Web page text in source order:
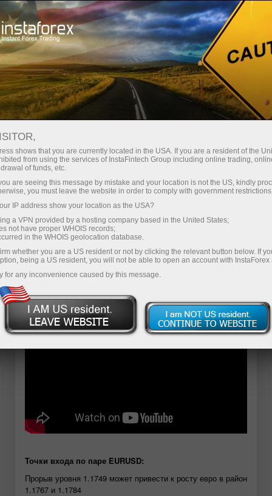
Трейдерам Форекс огляди Обзоры
06.05.2026: Аналітичні огляди
Форекс: «Проект Свобода» Трампа и
интервенции Банка Японии.
Видеопрогноз на 6 мая
Відкрити торговий рахунок
Відкрити демо-рахунок
Точки входа по паре EURUSD:
Прорыв уровня 1.1749 может привести к росту евро в район
1.1767 и 1.1784
shows that you are currently located in the USA. If you are a resident of the
from using the services of InstaFintech Group including online trading,
of funds, etc.
are seeing this message by mistake and your location is not the US, kindly
you must leave the website in order to comply with government
IP address show your location as the USA?
a VPN provided by a hosting company based in the United States;
not have proper WHOIS records;
in the WHOIS geolocation database.
whether you are a US resident or not by clicking the relevant button below. If
being a US resident, you will not be able to open an account with InstaForex
for any inconvenience caused by this message.